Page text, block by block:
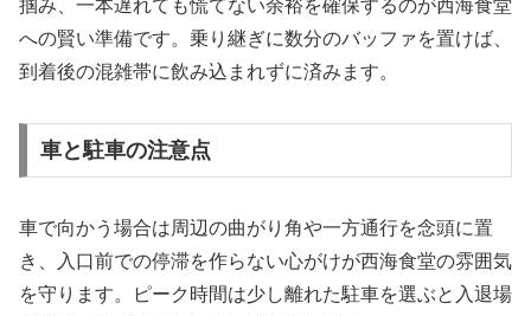
掴み、一本遅れても慌てない余裕を確保するのが西海食堂
への賢い準備です。乗り継ぎに数分のバッファを置けば、
到着後の混雑帯に飲み込まれずに済みます。
車と駐車の注意点
車で向かう場合は周辺の曲がり角や一方通行を念頭に置
き、入口前での停滞を作らない心がけが西海食堂の雰囲気
を守ります。ピーク時間は少し離れた駐車を選ぶと入退場